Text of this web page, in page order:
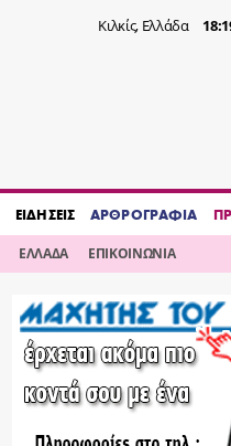
Κιλκίς, Ελλάδα
ΕΙΔΗΣΕΙΣ ΑΡΘΡΟΓΡΑΦΙΑ
ΕΛΛΑΔΑ ΕΠΙΚΟΙΝΩΝΙΑ